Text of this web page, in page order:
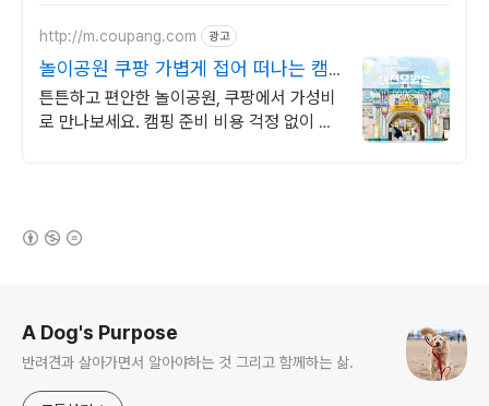
http://m.coupang.com 광고
놀이공원 쿠팡 가볍게 접어 떠나는 캠
핑
튼튼하고 편안한 놀이공원, 쿠팡에서 가성비
로 만나보세요. 캠핑 준비 비용 걱정 없이 와
A Dog's Purpose
반려견과 살아가면서 알아야하는 것 그리고 함께하는 삶.